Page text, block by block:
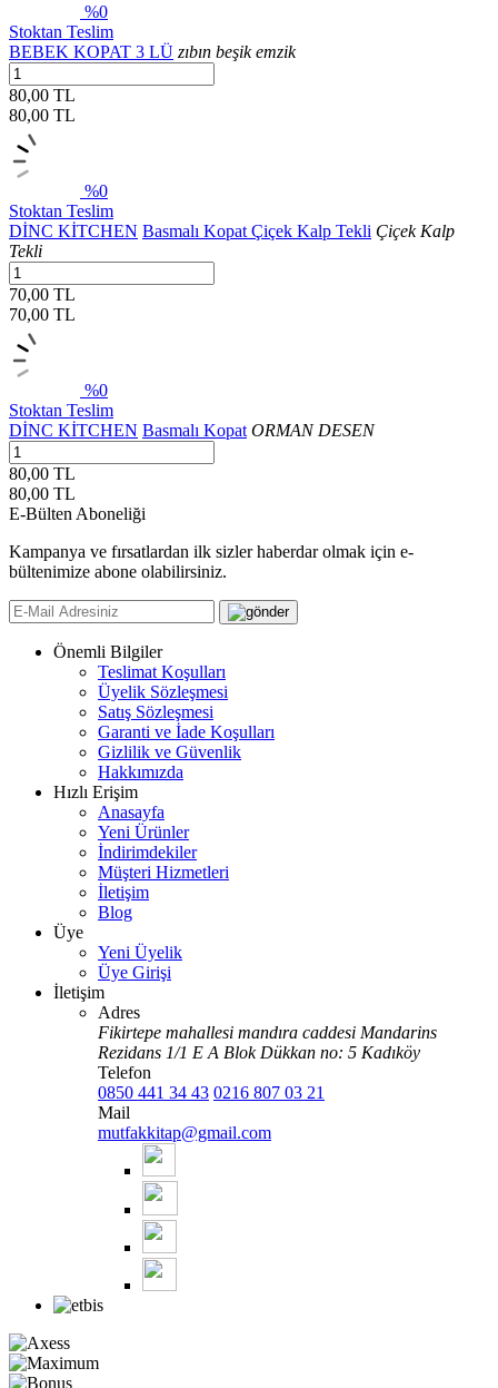
%0
Stoktan Teslim
BEBEK KOPAT 3 LÜ zıbın beşik emzik
80,00 TL
80,00 TL
%0
Stoktan Teslim
DİNC KİTCHEN Basmalı Kopat Çiçek Kalp Tekli Çiçek Kalp
Tekli
70,00 TL
70,00 TL
%0
Stoktan Teslim
DİNC KİTCHEN Basmalı Kopat ORMAN DESEN
80,00 TL
80,00 TL
E-Bülten Aboneliği
Kampanya ve fırsatlardan ilk sizler haberdar olmak için e-
bültenimize abone olabilirsiniz.
Önemli Bilgiler
Teslimat Koşulları
Üyelik Sözleşmesi
Satış Sözleşmesi
Garanti ve İade Koşulları
Gizlilik ve Güvenlik
Hakkımızda
Hızlı Erişim
Anasayfa
Yeni Ürünler
İndirimdekiler
Müşteri Hizmetleri
İletişim
Blog
Üye
Yeni Üyelik
Üye Girişi
İletişim
Adres
Fikirtepe mahallesi mandıra caddesi Mandarins
Rezidans 1/1 E A Blok Dükkan no: 5 Kadıköy
Telefon
0850 441 34 43 0216 807 03 21
Mail
mutfakkitap@gmail.com